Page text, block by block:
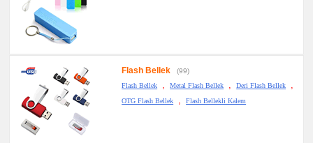
Flash Bellek
(99)
Flash Bellek
, Metal Flash Bellek , Deri Flash Bellek ,
OTG Flash Bellek , Flash Bellekli Kalem
Masa
Seti
&
Sümen
promosyon
Yapışkan
Notluk
Seti
&
Not
Tutucu